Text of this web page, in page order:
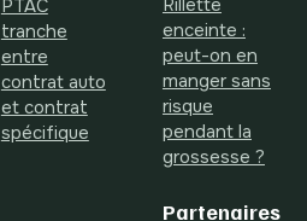
PTAC
tranche
entre
contrat auto
et contrat
spécifique
Rillette
enceinte :
peut-on en
manger sans
risque
pendant la
grossesse ?
Partenaires